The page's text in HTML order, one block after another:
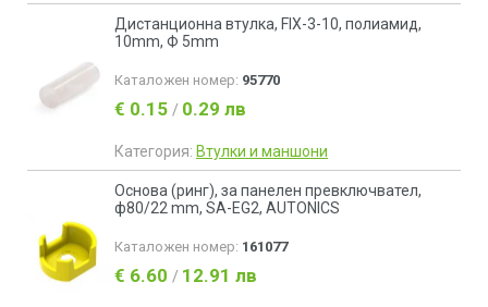
Дистанционна втулка, FIX-3-10, полиамид,
10mm, Ф 5mm
Каталожен номер: 95770
€ 0.15 / 0.29 лв
Категория: Втулки и маншони
Основа (ринг), за панелен превключвател,
ф80/22 mm, SA-EG2, AUTONICS
Каталожен номер: 161077
€ 6.60 / 12.91 лв